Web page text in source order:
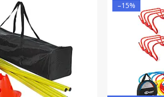
–15%